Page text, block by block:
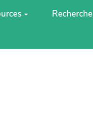
Recherche